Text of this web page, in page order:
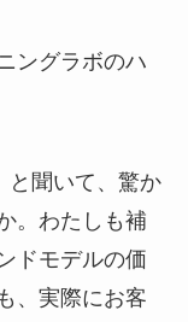
ングラボのハ
と聞いて、驚か
。わたしも補
ドモデルの価
、実際にお客